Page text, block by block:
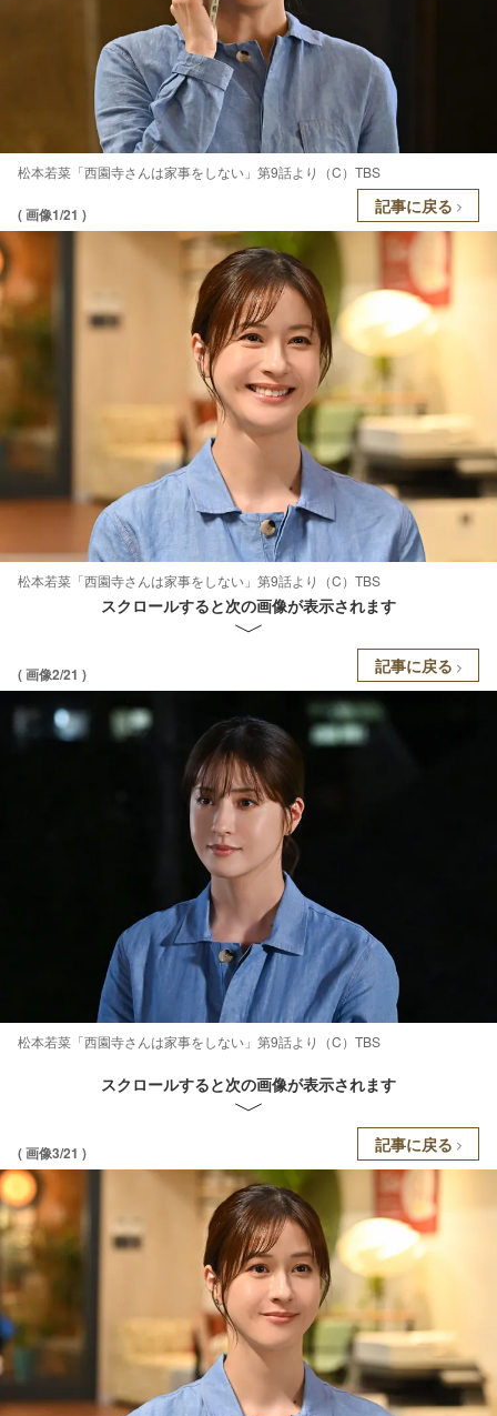
松本若菜「西園寺さんは家事をしない」第9話より（C）TBS
( 画像1/21 ) 記事に戻る
松本若菜「西園寺さんは家事をしない」第9話より（C）TBS
スクロールすると次の画像が表示されます
( 画像2/21 ) 記事に戻る
松本若菜「西園寺さんは家事をしない」第9話より（C）TBS
スクロールすると次の画像が表示されます
( 画像3/21 ) 記事に戻る